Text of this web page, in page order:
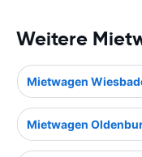
Weitere
Mietwagen
Mietwagen